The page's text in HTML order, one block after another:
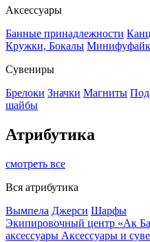
Аксессуары
Банные принадлежности
Кружки, Бокалы
Сувениры
Брелоки Значки Магниты
шайбы
Атрибутика
смотреть все
Вся атрибутика
Вымпела Джерси Шарфы
Экипировочный центр «Ак
аксессуары Аксессуары и